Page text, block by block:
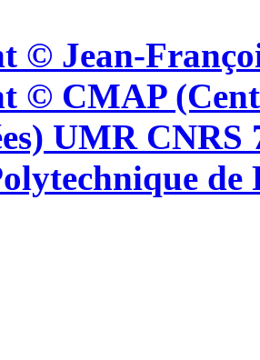
© Jean-
© CMAP
UMR CNRS
de